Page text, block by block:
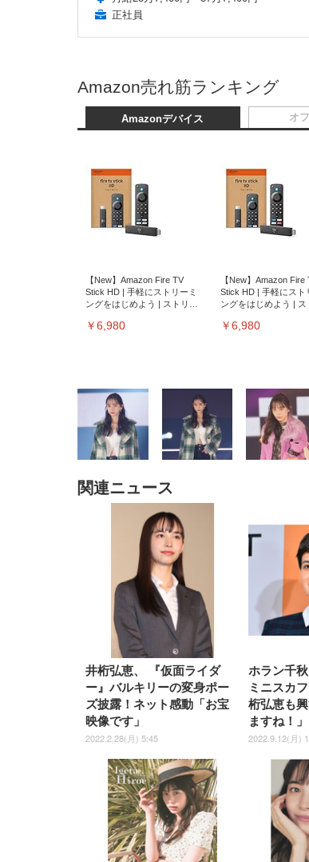
正社員
Amazon売れ筋ランキング
Amazonデバイス
【New】Amazon Fire TV
Stick HD | 手軽にストリーミ
ングをはじめよう | ストリー
￥6,980
【New】Amazon Fire
Stick HD | 手軽にスト
ングをはじめよう | ス
￥6,980
オ
[EdoErgo] オフィスチェア 椅
子 テレワーク 疲れない 跳ね
上げ式アームレスト コンパク
ト 約105度ロッキング pc 事務
椅子 360度回転 座面昇降 強化
ナイロン樹脂ベース 通気性メ
ッシュ 在宅ワーク H-
WY01(黒網+黒枠+黒足)
／デスクチェア メッ
ア 人間工学 疲れない
￥27,999
EIZO ビジネス向けプレミア
ムモニター | FlexScan
EV3240X-WT | 31.5型4K
UHD・USB Type-C・ホワイ
EIZO ビジネス向けプレ
UHD・USB Type-C・ホ
￥109,572
Amazonベーシック ペットシ
ーツ 薄型 レギュラー 1回使い
捨て 無香料 ホワイト 300枚
ーツ 厚型 ワイド 42
枚) ホワイト(吸収面:
￥3,234
関連ニュース
井桁弘恵、 『仮面ライダ
ー』バルキリーの変身ポー
ズ披露！ネット感動「お宝
映像です」
2022.2.28(月) 5:45
ホラン千
ミニスカ
桁弘恵も
ますね！」
2022.9.12(月)